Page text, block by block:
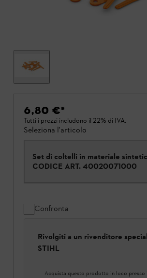
6,80 €*
Tutti i prezzi includono il 22% di IVA.
Seleziona l'articolo
Set di coltelli in materiale
CODICE ART. 40020071000
Confronta
Rivolgiti a un rivenditore
STIHL
Acquista questo prodotto in loco presso